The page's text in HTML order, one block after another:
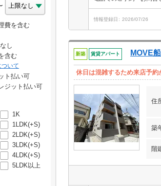
費を含む
し
含む
いて
ト払い可
ジット払い可
1K
1LDK(+S)
2LDK(+S)
3LDK(+S)
4LDK(+S)
5LDK以上
情報登録日 2026/07/26
新築 賃貸アパート MOVE
休日は混雑するため来店予約
住
築
階